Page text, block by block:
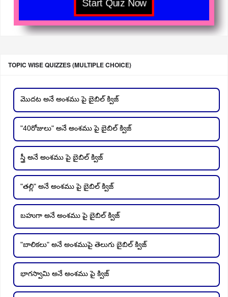
TOPIC WISE QUIZZES (MULTIPLE CHOICE)
మొదట అనే అంశము పై బైబిల్ క్విజ్
"40రోజులు" అనే అంశము పై బైబిల్ క్విజ్
స్త్రీ అనే అంశము పై బైబిల్ క్విజ్
"తల్లి" అనే అంశము పై బైబిల్ క్విజ్
బహుగా అనే అంశము పై బైబిల్ క్విజ్
"బాలికలు" అనే అంశముపై తెలుగు బైబిల్ క్విజ్
భాగస్వామి అనే అంశము పై క్విజ్